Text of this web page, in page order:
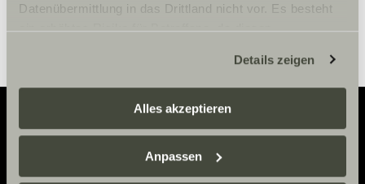
Datenübermittlung in das Drittland nicht vor. Es besteht
ein erhöhtes Risiko für Betroffene, da diesen
zustehen. Eingesetzte Dienstleister können Daten für
eigene Zwecke verarbeiten und mit anderen Daten
zusammenführen. Weitere Informationen finden Sie hier:
Datenschutzerklärung
einzelne Cookies/Dienste in den Einstellungen aus,
Details zeigen
Alles akzeptieren
Anpassen
Adventure